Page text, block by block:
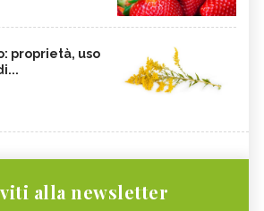
proprietà, uso
alla newsletter